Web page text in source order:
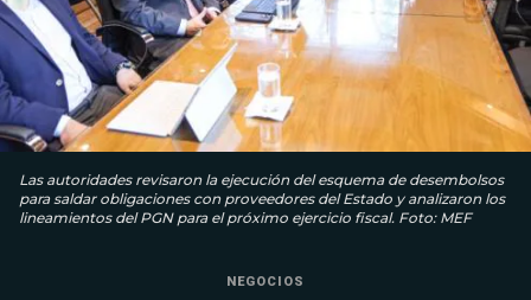
Las autoridades revisaron la ejecución del esquema de desembolsos
para saldar obligaciones con proveedores del Estado y analizaron los
lineamientos del PGN para el próximo ejercicio fiscal. Foto: MEF
NEGOCIOS